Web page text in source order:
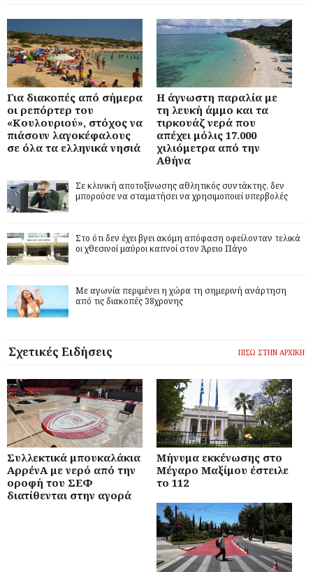
Για διακοπές από σήμερα
οι ρεπόρτερ του
«Κουλουριού», στόχος να
πιάσουν λαγοκέφαλους
σε όλα τα ελληνικά νησιά
Η άγνωστη παραλία με
τη λευκή άμμο και τα
τιρκουάζ νερά που
απέχει μόλις 17.000
χιλιόμετρα από την
Αθήνα
Σε κλινική αποτοξίνωσης αθλητικός συντάκτης, δεν
μπορούσε να σταματήσει να χρησιμοποιεί υπερβολές
Στο ότι δεν έχει βγει ακόμη απόφαση οφείλονταν τελικά
οι χθεσινοί μαύροι καπνοί στον Άρειο Πάγο
Με αγωνία περιμένει η χώρα τη σημερινή ανάρτηση
από τις διακοπές 38χρονης
Σχετικές Ειδήσεις ΠΙΣΩ ΣΤΗΝ ΑΡΧΙΚΗ
Συλλεκτικά μπουκαλάκια
ΑρρένΑ με νερό από την
οροφή του ΣΕΦ
διατίθενται στην αγορά
Μήνυμα εκκένωσης στο
Μέγαρο Μαξίμου έστειλε
το 112